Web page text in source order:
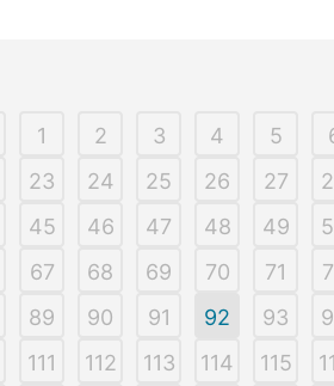
1 2 3 4 5
23 24 25 26 27
45 46 47 48 49
67 68 69 70 71
89 90 91 92 93
111 112 113 114 115